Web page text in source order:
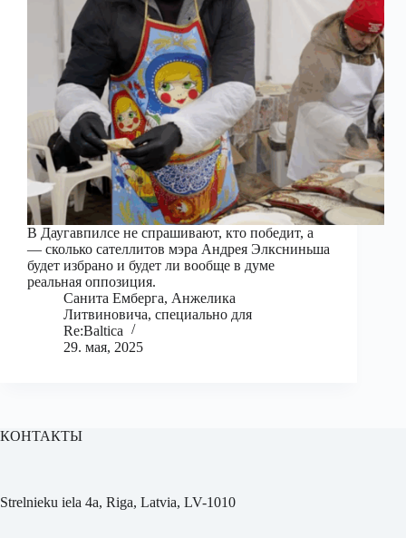
В Даугавпилсе не спрашивают, кто победит, а
— сколько сателлитов мэра Андрея Элксниньша
будет избрано и будет ли вообще в думе
реальная оппозиция.
Санита Емберга, Анжелика
Литвиновича, специально для
Re:Baltica
29. мая, 2025
КОНТАКТЫ
Strelnieku iela 4a, Riga, Latvia, LV-1010